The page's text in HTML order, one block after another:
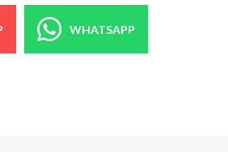
WHATSAPP